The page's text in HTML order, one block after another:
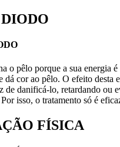
o pêlo porque a sua energia
dá cor ao pêlo. O efeito desta
de danificá-lo, retardando ou
isso, o tratamento só é
FÍSICA